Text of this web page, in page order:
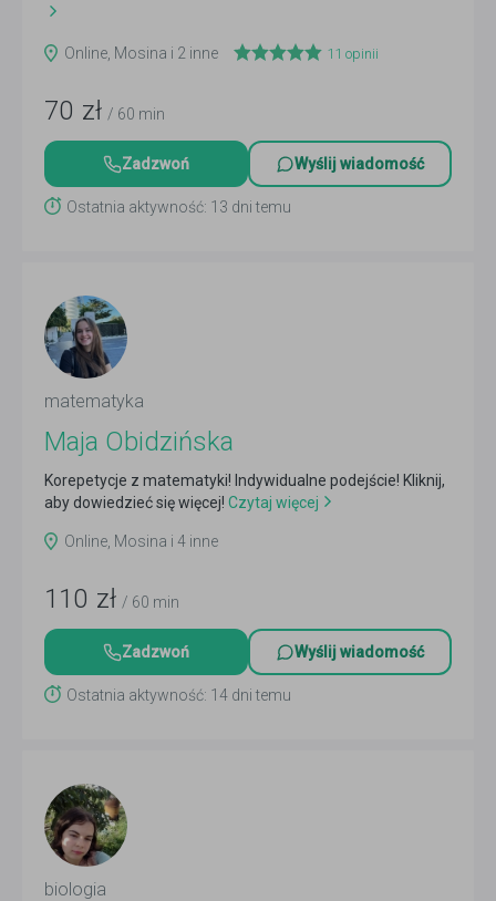
Online, Mosina i 2 inne 11 opinii
70 zł / 60 min
Zadzwoń Wyślij wiadomość
Ostatnia aktywność: 13 dni temu
matematyka
Maja Obidzińska
Korepetycje z matematyki! Indywidualne podejście! Kliknij,
aby dowiedzieć się więcej! Czytaj więcej
Online, Mosina i 4 inne
110 zł / 60 min
Zadzwoń Wyślij wiadomość
Ostatnia aktywność: 14 dni temu
biologia